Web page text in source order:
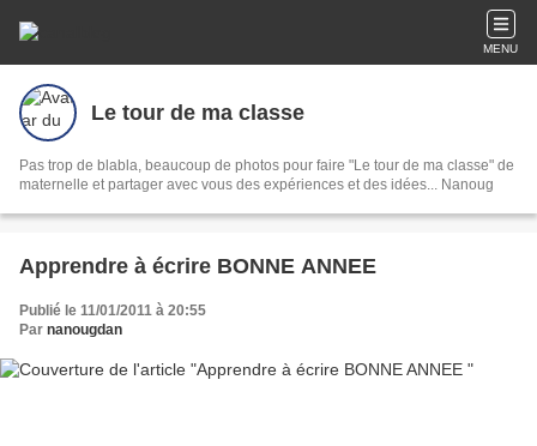
MENU
Le tour de ma classe
Pas trop de blabla, beaucoup de photos pour faire "Le tour de ma classe" de
maternelle et partager avec vous des expériences et des idées... Nanoug
Apprendre à écrire BONNE ANNEE
Publié le 11/01/2011 à 20:55
Par nanougdan